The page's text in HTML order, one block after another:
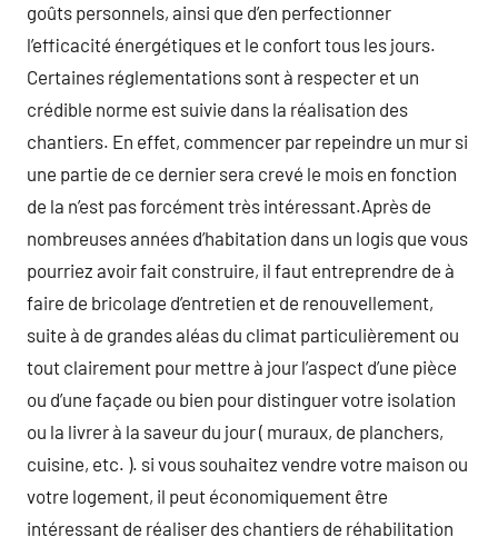
goûts personnels, ainsi que d’en perfectionner
l’efficacité énergétiques et le confort tous les jours.
Certaines réglementations sont à respecter et un
crédible norme est suivie dans la réalisation des
chantiers. En effet, commencer par repeindre un mur si
une partie de ce dernier sera crevé le mois en fonction
de la n’est pas forcément très intéressant.Après de
nombreuses années d’habitation dans un logis que vous
pourriez avoir fait construire, il faut entreprendre de à
faire de bricolage d’entretien et de renouvellement,
suite à de grandes aléas du climat particulièrement ou
tout clairement pour mettre à jour l’aspect d’une pièce
ou d’une façade ou bien pour distinguer votre isolation
ou la livrer à la saveur du jour ( muraux, de planchers,
cuisine, etc. ). si vous souhaitez vendre votre maison ou
votre logement, il peut économiquement être
intéressant de réaliser des chantiers de réhabilitation